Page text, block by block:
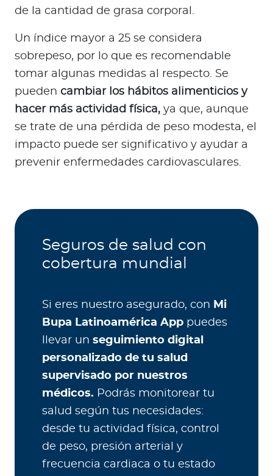
de la cantidad de grasa corporal.
Un índice mayor a 25 se considera
sobrepeso, por lo que es recomendable
tomar algunas medidas al respecto. Se
pueden cambiar los hábitos alimenticios y
hacer más actividad física, ya que, aunque
se trate de una pérdida de peso modesta, el
impacto puede ser significativo y ayudar a
prevenir enfermedades cardiovasculares.
Seguros de salud con
cobertura mundial
Si eres nuestro asegurado, con Mi
Bupa Latinoamérica App puedes
llevar un seguimiento digital
personalizado de tu salud
supervisado por nuestros
médicos. Podrás monitorear tu
salud según tus necesidades:
desde tu actividad física, control
de peso, presión arterial y
frecuencia cardiaca o tu estado